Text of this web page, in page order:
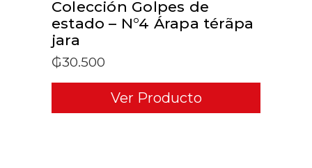
Colección Golpes de
estado – N°4 Árapa térãpa
jara
₲30.500
Ver Producto